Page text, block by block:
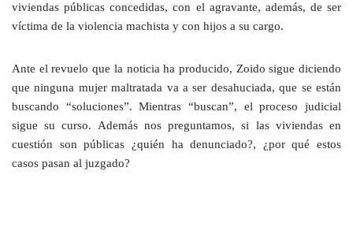
viviendas públicas concedidas, con el agravante, además, de ser
víctima de la violencia machista y con hijos a su cargo.
Ante el revuelo que la noticia ha producido, Zoido sigue diciendo
que ninguna mujer maltratada va a ser desahuciada, que se están
buscando “soluciones”. Mientras “buscan”, el proceso judicial
sigue su curso. Además nos preguntamos, si las viviendas en
cuestión son públicas ¿quién ha denunciado?, ¿por qué estos
casos pasan al juzgado?